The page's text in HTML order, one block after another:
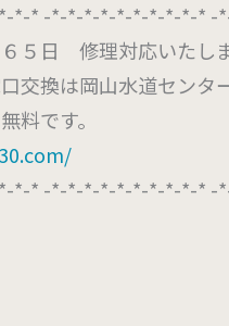
*-* -*-*-*-*-*-*-*-*-*-* -
６５日 修理対応いたし
交換は岡山水道センタ
料です。
*-* -*-*-*-*-*-*-*-*-*-* -